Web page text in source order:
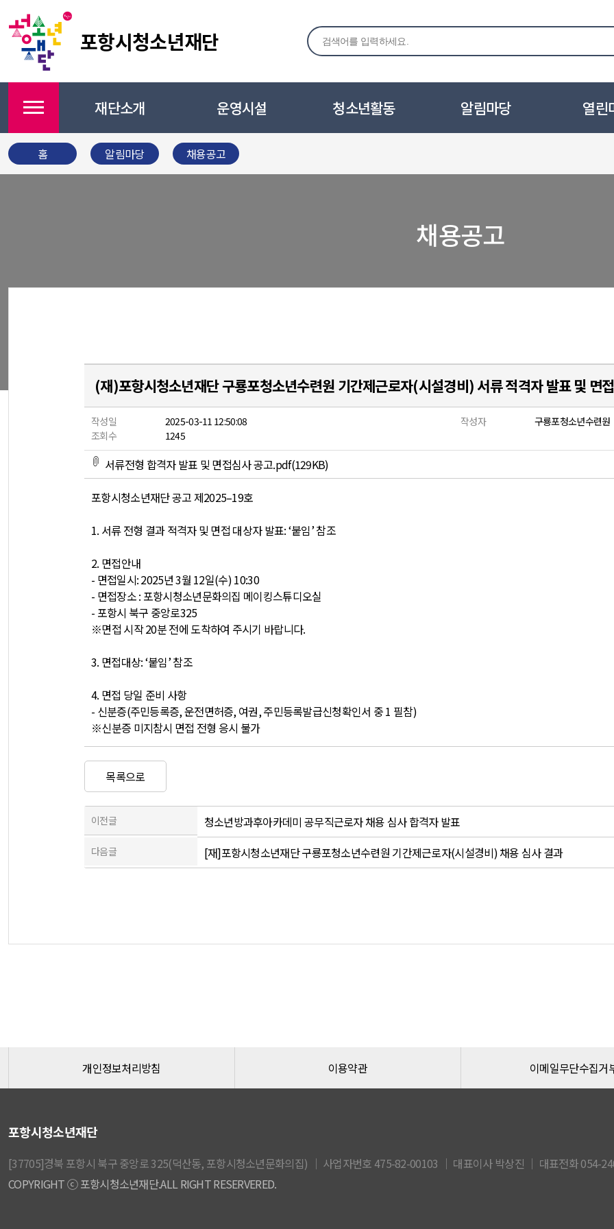
포항시청소년재단
재단소개 운영시설 청소년활동 알림마당 열린
홈 알림마당 채용공고
채용공고
(재)포항시청소년재단 구룡포청소년수련원 기간제근로자(시설경비) 서류 적격자 발표 및 면
작성일 2025-03-11 12:50:08 작성자
구룡포청소년수련원
조회수
1245
서류전형 합격자 발표 및 면접심사 공고.pdf(129KB)
포항시청소년재단 공고 제2025–19호
1. 서류 전형 결과 적격자 및 면접 대상자 발표: ‘붙임’참조
2. 면접안내
- 면접일시: 2025년3월 12일(수) 10:30
- 면접장소: 포항시청소년문화의집 메이킹스튜디오실
- 포항시 북구 중앙로325
※면접 시작20분 전에 도착하여 주시기 바랍니다.
3. 면접대상: ‘붙임’참조
4. 면접 당일 준비 사항
- 신분증(주민등록증,운전면허증,여권,주민등록발급신청확인서 중1 필참)
※신분증 미지참시 면접 전형 응시 불가
목록으로
이전글 청소년방과후아카데미 공무직근로자 채용 심사 합격자 발표
다음글 [재]포항시청소년재단 구룡포청소년수련원 기간제근로자(시설경비) 채용 심사 결과
개인정보처리방침 이용약관 이메일무단수집거
포항시청소년재단
[37705]경북 포항시 북구 중앙로 325(덕산동, 포항시청소년문화의집) │ 사업자번호 475-82-00103 │ 대표이사 박상진 │ 대표전화 054-
COPYRIGHT ⓒ 포항시청소년재단.ALL RIGHT RESERVERED.